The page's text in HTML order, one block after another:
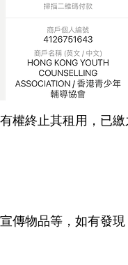
終止其租用，已繳
傳物品等，如有發